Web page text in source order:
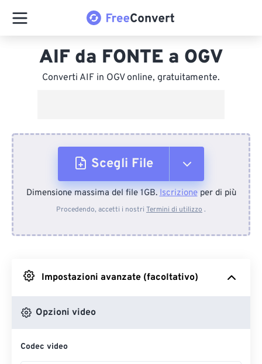
AIF da FONTE a OGV
Converti AIF in OGV online, gratuitamente.
Scegli File
Dal dispositivo
Da Google Drive
Dimensione massima del file 1GB.Iscrizioneper di più
Procedendo, accetti i nostri Termini di utilizzo .
Impostazioni avanzate (facoltativo)
Opzioni video
Codec video